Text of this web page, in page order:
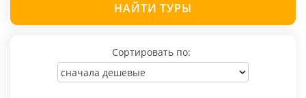
НАЙТИ ТУРЫ
Сортировать по: